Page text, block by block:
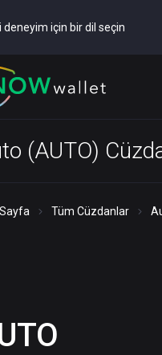
deneyim için bir dil seçin
(AUTO)
Tüm Cüzdanlar